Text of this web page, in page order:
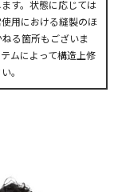
す。状態に応じては
用における縫製のほ
る箇所もございま
ムによって構造上修
。